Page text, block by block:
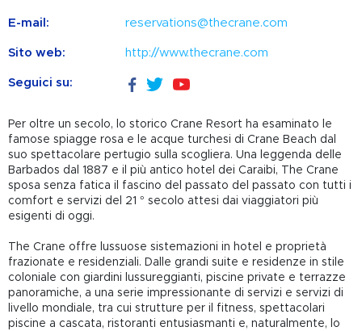
E-mail: reservations@thecrane.com
Sito web: http://www.thecrane.com
Seguici su:
Per oltre un secolo, lo storico Crane Resort ha esaminato le
famose spiagge rosa e le acque turchesi di Crane Beach dal
suo spettacolare pertugio sulla scogliera. Una leggenda delle
Barbados dal 1887 e il più antico hotel dei Caraibi, The Crane
sposa senza fatica il fascino del passato del passato con tutti i
comfort e servizi del 21 ° secolo attesi dai viaggiatori più
esigenti di oggi.
The Crane offre lussuose sistemazioni in hotel e proprietà
frazionate e residenziali. Dalle grandi suite e residenze in stile
coloniale con giardini lussureggianti, piscine private e terrazze
panoramiche, a una serie impressionante di servizi e servizi di
livello mondiale, tra cui strutture per il fitness, spettacolari
piscine a cascata, ristoranti entusiasmanti e, naturalmente, lo